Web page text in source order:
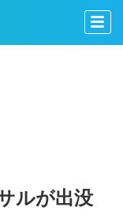
ルが出没